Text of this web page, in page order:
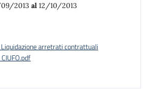
2013 al 12/10/2013
arretrati contrattuali